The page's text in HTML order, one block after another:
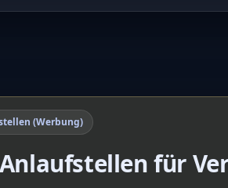
(Werbung)
für